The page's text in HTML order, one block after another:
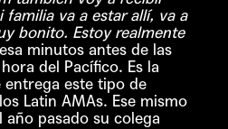
familia va a estar allí, va a
bonito. Estoy realmente
minutos antes de las
del Pacífico. Es la
entrega este tipo de
Latin AMAs. Ese mismo
pasado su colega